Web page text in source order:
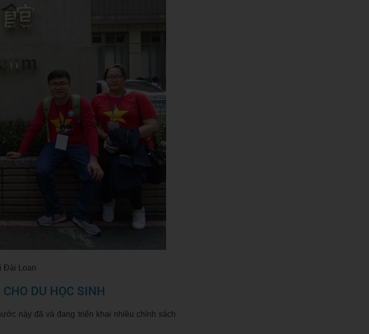
Đài Loan
DU HỌC SINH
này đã và đang triển khai nhiều chính sách